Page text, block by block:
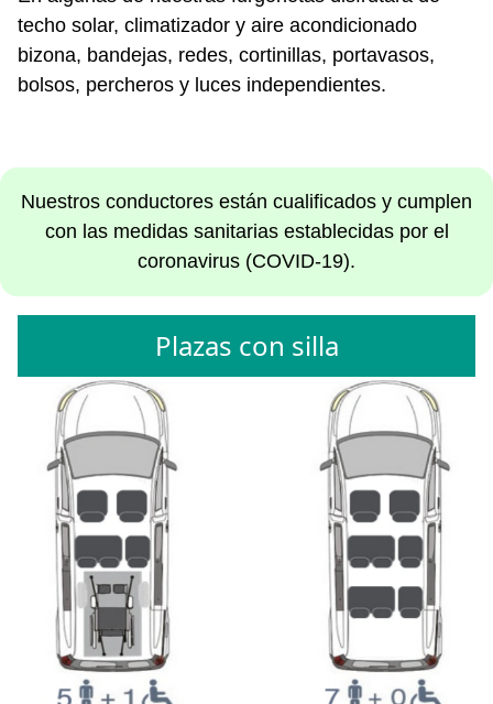
techo solar, climatizador y aire acondicionado
bizona, bandejas, redes, cortinillas, portavasos,
bolsos, percheros y luces independientes.
Nuestros conductores están cualificados y cumplen
con las medidas sanitarias establecidas por el
coronavirus (COVID-19).
Plazas con silla